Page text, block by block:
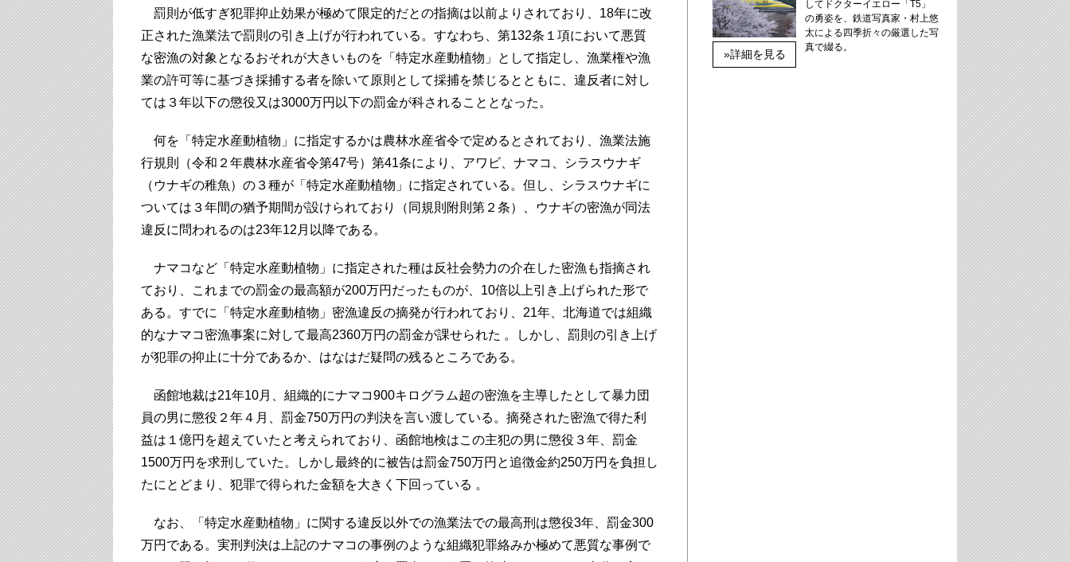
罰則が低すぎ犯罪抑止効果が極めて限定的だとの指摘は以前よりされており、18年に改
正された漁業法で罰則の引き上げが行われている。すなわち、第132条１項において悪質
な密漁の対象となるおそれが大きいものを「特定水産動植物」として指定し、漁業権や漁
業の許可等に基づき採捕する者を除いて原則として採捕を禁じるとともに、違反者に対し
ては３年以下の懲役又は3000万円以下の罰金が科されることとなった。
何を「特定水産動植物」に指定するかは農林水産省令で定めるとされており、漁業法施
行規則（令和２年農林水産省令第47号）第41条により、アワビ、ナマコ、シラスウナギ
（ウナギの稚魚）の３種が「特定水産動植物」に指定されている。但し、シラスウナギに
ついては３年間の猶予期間が設けられており（同規則附則第２条）、ウナギの密漁が同法
違反に問われるのは23年12月以降である。
ナマコなど「特定水産動植物」に指定された種は反社会勢力の介在した密漁も指摘され
ており、これまでの罰金の最高額が200万円だったものが、10倍以上引き上げられた形で
ある。すでに「特定水産動植物」密漁違反の摘発が行われており、21年、北海道では組織
的なナマコ密漁事案に対して最高2360万円の罰金が課せられた 。しかし、罰則の引き上げ
が犯罪の抑止に十分であるか、はなはだ疑問の残るところである。
函館地裁は21年10月、組織的にナマコ900キログラム超の密漁を主導したとして暴力団
員の男に懲役２年４月、罰金750万円の判決を言い渡している。摘発された密漁で得た利
益は１億円を超えていたと考えられており、函館地検はこの主犯の男に懲役３年、罰金
1500万円を求刑していた。しかし最終的に被告は罰金750万円と追徴金約250万円を負担し
たにとどまり、犯罪で得られた金額を大きく下回っている 。
なお、「特定水産動植物」に関する違反以外での漁業法での最高刑は懲役3年、罰金300
万円である。実刑判決は上記のナマコの事例のような組織犯罪絡みか極めて悪質な事例で
»詳細を見る
してドクターイエロー「T5」
の勇姿を、鉄道写真家・村上悠
太による四季折々の厳選した写
真で綴る。